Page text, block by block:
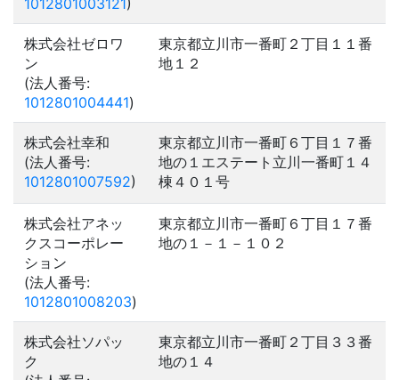
1012801003121)
株式会社ゼロワ
ン
(法人番号:
1012801004441)
東京都立川市一番町２丁目１１番
地１２
株式会社幸和
(法人番号:
1012801007592)
東京都立川市一番町６丁目１７番
地の１エステート立川一番町１４
棟４０１号
株式会社アネッ
クスコーポレー
ション
(法人番号:
1012801008203)
東京都立川市一番町６丁目１７番
地の１－１－１０２
株式会社ソパッ
ク
東京都立川市一番町２丁目３３番
地の１４